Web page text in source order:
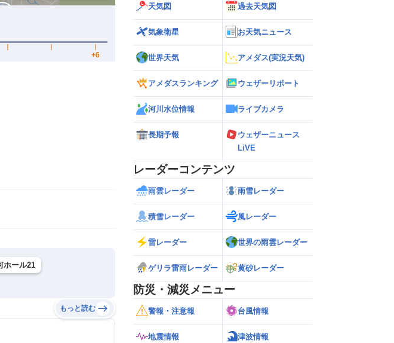
ホール21
もっと読む
天気図 過去天気図
気象衛星 お天気ニュース
世界天気 アメダス(実況天気)
アメダスランキング ウェザーリポート
河川水位情報 ライブカメラ
長期予報
ウェザーニュース
LiVE
レーダーコンテンツ
雨雲レーダー 雨雪レーダー
積雪レーダー 風レーダー
雷レーダー 世界の雨雲レーダー
ゲリラ雷雨レーダー 黄砂レーダー
防災・減災メニュー
警報・注意報 台風情報
地震情報 津波情報